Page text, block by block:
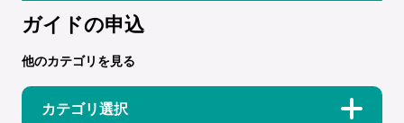
ガイドの申込
他のカテゴリを見る
カテゴリ選択